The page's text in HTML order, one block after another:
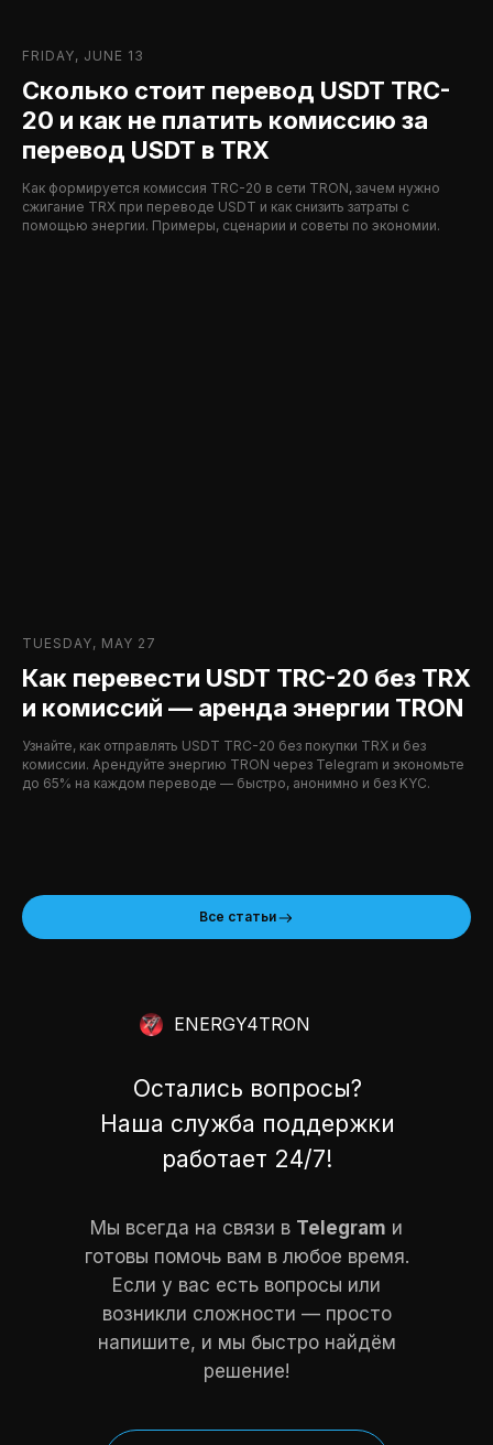
FRIDAY, JUNE 13
Сколько стоит перевод USDT TRC-
20 и как не платить комиссию за
перевод USDT в TRX
Как формируется комиссия TRC-20 в сети TRON, зачем нужно
сжигание TRX при переводе USDT и как снизить затраты с
помощью энергии. Примеры, сценарии и советы по экономии.
TUESDAY, MAY 27
Как перевести USDT TRC-20 без TRX
и комиссий — аренда энергии TRON
Узнайте, как отправлять USDT TRC-20 без покупки TRX и без
комиссии. Арендуйте энергию TRON через Telegram и экономьте
до 65% на каждом переводе — быстро, анонимно и без KYC.
Все статьи
ENERGY4TRON
Остались вопросы?
Наша служба поддержки
работает 24/7!
Мы всегда на связи в Telegram и
готовы помочь вам в любое время.
Если у вас есть вопросы или
возникли сложности — просто
напишите, и мы быстро найдём
решение!